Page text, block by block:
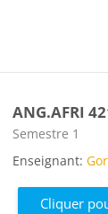
ANG.AFRI
Catégorie de
Semestre 1
Enseignant:
Cliquer